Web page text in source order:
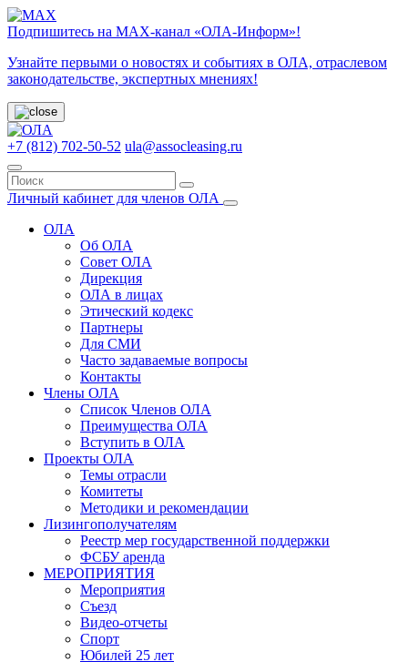
Подпишитесь на МАХ-канал «ОЛА-Информ»!
Узнайте первыми о новостях и событиях в ОЛА, отраслевом
законодательстве, экспертных мнениях!
+7 (812) 702-50-52 ula@assocleasing.ru
Личный кабинет для членов ОЛА
ОЛА
Об ОЛА
Совет ОЛА
Дирекция
ОЛА в лицах
Этический кодекс
Партнеры
Для СМИ
Часто задаваемые вопросы
Контакты
Члены ОЛА
Список Членов ОЛА
Преимущества ОЛА
Вступить в ОЛА
Проекты ОЛА
Темы отрасли
Комитеты
Методики и рекомендации
Лизингополучателям
Реестр мер государственной поддержки
ФСБУ аренда
МЕРОПРИЯТИЯ
Мероприятия
Съезд
Видео-отчеты
Спорт
Юбилей 25 лет